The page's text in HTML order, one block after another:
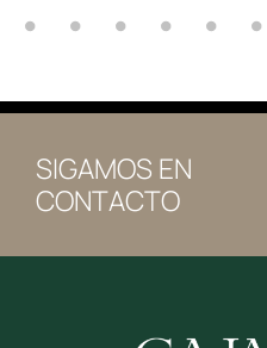
SIGAMOS EN
CONTACTO